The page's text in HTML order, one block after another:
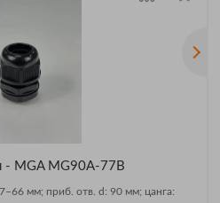
- MGA MG90A-77B
мм; приб. отв. d: 90 мм; цанга: